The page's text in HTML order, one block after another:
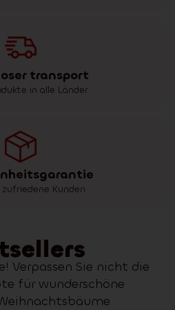
transport
in alle Länder
Kunden
Verpassen Sie nicht die
für wunderschöne